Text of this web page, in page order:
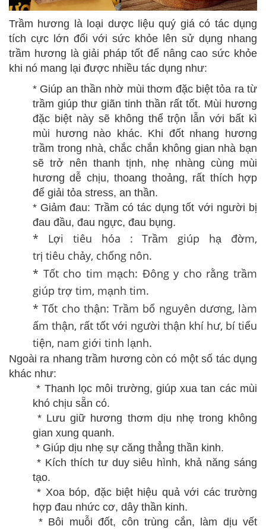
Trầm hương là loại dược liệu quý giá có tác dụng
tích cực lớn đối với sức khỏe lên sử dụng nhang
trầm hương là giải pháp tốt để nâng cao sức khỏe
khi nó mang lại được nhiều tác dụng như:
* Giúp an thần nhờ mùi thơm đặc biệt tỏa ra từ
trầm giúp thư giãn tinh thần rất tốt. Mùi hương
đặc biệt này sẽ không thể trộn lẫn với bất kì
mùi hương nào khác. Khi đốt nhang hương
trầm trong nhà, chắc chắn không gian nhà bạn
sẽ trở nên thanh tịnh, nhẹ nhàng cùng mùi
hương dễ chịu, thoang thoảng, rất thích hợp
để giải tỏa stress, an thần.
* Giảm đau: Trầm có tác dụng tốt với người bị
đau đầu, đau ngực, đau bụng.
* Lợi tiêu hóa : Trầm giúp hạ đờm,
trị tiêu chảy, chống nôn.
* Tốt cho tim mạch: Đông y cho rằng trầm
giúp trợ tim, mạnh tim.
* Tốt cho thận: Trầm bổ nguyên dương, làm
ấm thận, rất tốt với người thận khí hư, bí tiểu
tiện, nam giới tinh lạnh.
Ngoài ra nhang trầm hương còn có một số tác dụng
khác như:
* Thanh lọc môi trường, giúp xua tan các mùi
khó chịu sẵn có.
* Lưu giữ hương thơm dịu nhẹ trong không
gian xung quanh.
* Giúp dịu nhẹ sự căng thẳng thần kinh.
* Kích thích tư duy siêu hình, khả năng sáng
tạo.
* Xoa bóp, đặc biệt hiệu quả với các trường
hợp đau nhức cơ, dây thần kinh.
* Bôi muỗi đốt, côn trùng cắn, làm dịu vết